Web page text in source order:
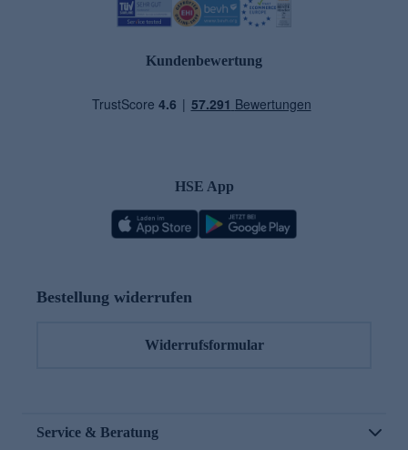
Kundenbewertung
HSE App
Bestellung widerrufen
Widerrufsformular
Service & Beratung